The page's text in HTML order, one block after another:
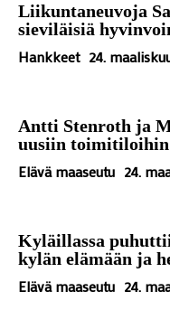
Liikuntaneuvoja
sieviläisiä
Hankkeet 24.
Antti Stenroth ja
uusiin toimitiloihin
Elävä maaseutu 24.
Kyläillassa
kylän elämään ja
Elävä maaseutu 24.